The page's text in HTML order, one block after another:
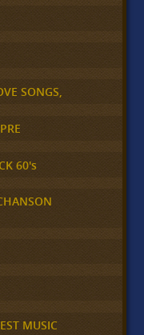
SONGS,
60's
MUSIC